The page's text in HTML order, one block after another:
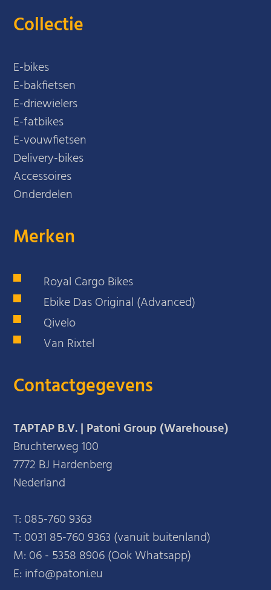
Collectie
E-bikes
E-bakfietsen
E-driewielers
E-fatbikes
E-vouwfietsen
Delivery-bikes
Accessoires
Onderdelen
Merken
Royal Cargo Bikes
Ebike Das Original (Advanced)
Qivelo
Van Rixtel
Contactgegevens
TAPTAP B.V. | Patoni Group (Warehouse)
Bruchterweg 100
7772 BJ Hardenberg
Nederland
T: 085-760 9363
T: 0031 85-760 9363 (vanuit buitenland)
M: 06 - 5358 8906 (Ook Whatsapp)
E: info@patoni.eu